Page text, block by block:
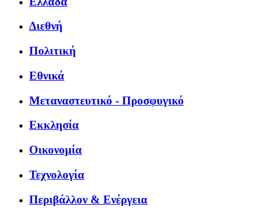
Διεθνή
Πολιτική
Εθνικά
Μεταναστευτικό - Προσφυγικό
Εκκλησία
Οικονομία
Τεχνολογία
Περιβάλλον & Ενέργεια